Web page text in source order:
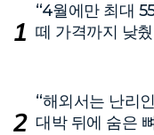
“4월에만 최대
떼 가격까지 낮
“해외서는 난리
대박 뒤에 숨은